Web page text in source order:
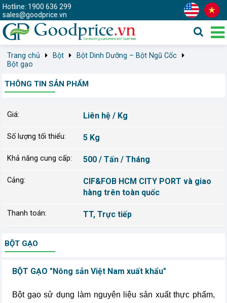
Hotline: 1900 636 299
sales@goodprice.vn
Trang chủ Bột
Bột Dinh Dưỡng – Bột Ngũ Cốc
Bột gạo
THÔNG TIN SẢN PHẨM
Giá: Liên hệ / Kg
Số lượng tối thiểu: 5 Kg
Khả năng cung cấp: 500 / Tấn / Tháng
Cảng:
CIF&FOB HCM CITY PORT và giao
hàng trên toàn quốc
Thanh toán: TT, Trực tiếp
BỘT GẠO
BỘT GẠO "Nông sản Việt Nam xuất khẩu"
Bột gạo sử dụng làm nguyên liệu sản xuất thực phẩm,